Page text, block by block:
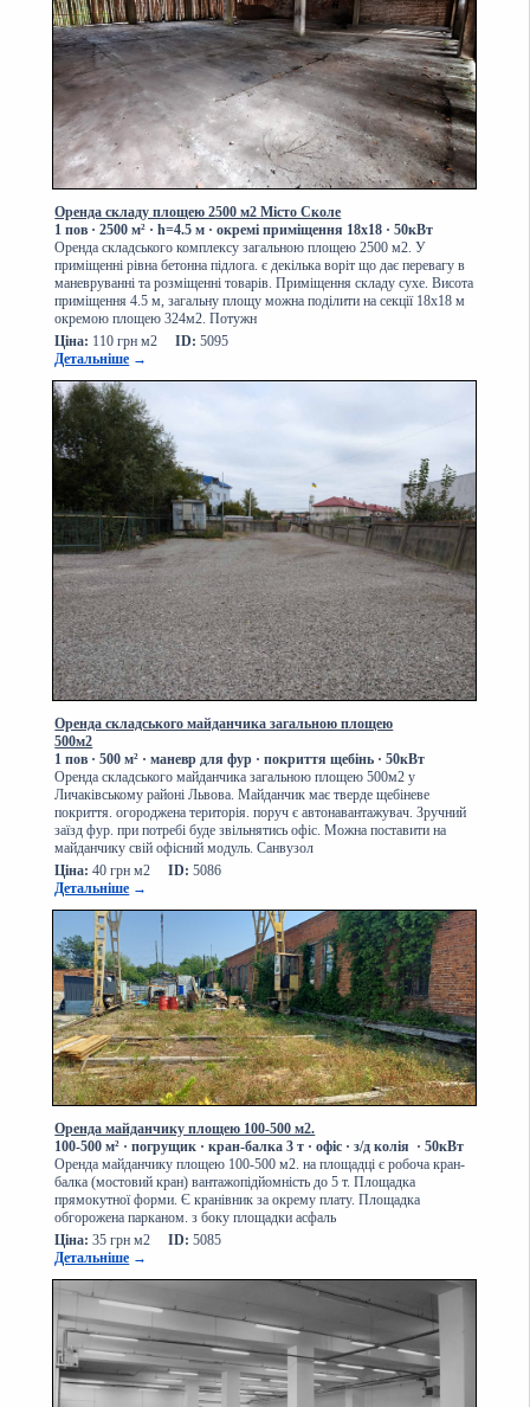
Оренда складу площею 2500 м2 Місто Сколе
1 пов ·2500 м² · h=4.5 м · окремі приміщення 18х18 · 50кВт
Оренда складського комплексу загальною площею 2500 м2. У
приміщенні рівна бетонна підлога. є декілька воріт що дає перевагу в
маневруванні та розміщенні товарів. Приміщення складу сухе. Висота
приміщення 4.5 м, загальну площу можна поділити на секції 18х18 м
окремою площею 324м2. Потужн
Ціна: 110 грн м2 ID: 5095
Детальніше →
Оренда складського майданчика загальною площею
500м2
1 пов · 500 м² · маневр для фур · покриття щебінь · 50кВт
Оренда складського майданчика загальною площею 500м2 у
Личаківському районі Львова. Майданчик має тверде щебіневе
покриття. огороджена територія. поруч є автонавантажувач. Зручний
заїзд фур. при потребі буде звільнятись офіс. Можна поставити на
майданчику свій офісний модуль. Санвузол
Ціна: 40 грн м2 ID: 5086
Детальніше →
Оренда майданчику площею 100-500 м2.
100-500 м² · погрущик · кран-балка 3 т · офіс · з/д колія ·50кВт
Оренда майданчику площею 100-500 м2. на площадці є робоча кран-
балка (мостовий кран) вантажопідйомність до 5 т. Площадка
прямокутної форми. Є кранівник за окрему плату. Площадка
обгорожена парканом. з боку площадки асфаль
Ціна: 35 грн м2 ID: 5085
Детальніше →